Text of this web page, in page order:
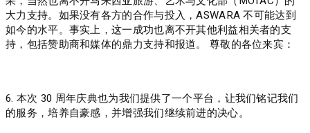
大力支持。如果没有各方的合作与投入，ASWARA 不可能达到
如今的水平。事实上，这一成功也离不开其他利益相关者的支
持，包括赞助商和媒体的鼎力支持和报道。 尊敬的各位来宾：
‎6. 本次 30 周年庆典也为我们提供了一个平台，让我们铭记我们
的服务，培养自豪感，并增强我们继续前进的决心。